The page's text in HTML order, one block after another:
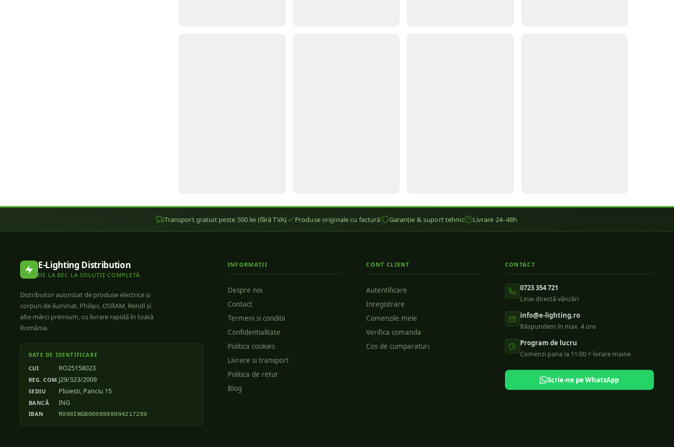
Transport gratuit peste 500 lei (fără TVA) Produse originale cu factură Garanție & suport tehnic Livrare 24–48h
E-Lighting Distribution
DE LA BEC LA SOLUȚIE COMPLETĂ
Distribuitor autorizat de produse electrice și
corpuri de iluminat. Philips, OSRAM, Rendl și
alte mărci premium, cu livrare rapidă în toată
România.
DATE DE IDENTIFICARE
CUI RO25158023
REG. COM.J29/323/2009
SEDIU Ploiesti, Panciu 15
BANCĂ ING
IBAN RO98INGB0000999904217289
INFORMAȚII
Despre noi
Contact
Termeni si conditii
Confidentialitate
Politica cookies
Livrare si transport
Politica de retur
Blog
CONT CLIENT
Autentificare
Inregistrare
Comenzile mele
Verifica comanda
Cos de cumparaturi
CONTACT
0723 354 721
Linie directă vânzări
info@e-lighting.ro
Răspundem în max. 4 ore
Program de lucru
Comenzi pana la 11:00 = livrare maine
Scrie-ne pe WhatsApp